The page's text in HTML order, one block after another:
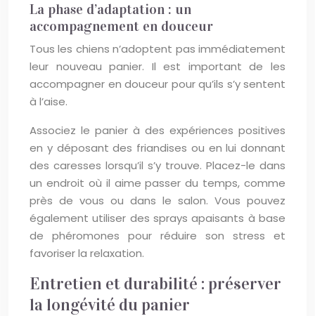
La phase d’adaptation : un
accompagnement en douceur
Tous les chiens n’adoptent pas immédiatement
leur nouveau panier. Il est important de les
accompagner en douceur pour qu’ils s’y sentent
à l’aise.
Associez le panier à des expériences positives
en y déposant des friandises ou en lui donnant
des caresses lorsqu’il s’y trouve. Placez-le dans
un endroit où il aime passer du temps, comme
près de vous ou dans le salon. Vous pouvez
également utiliser des sprays apaisants à base
de phéromones pour réduire son stress et
favoriser la relaxation.
Entretien et durabilité : préserver
la longévité du panier